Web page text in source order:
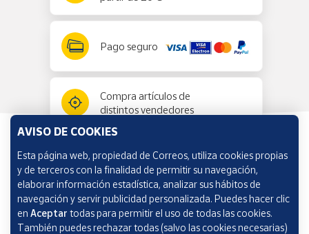
Pago seguro
Compra artículos de
distintos vendedores
Información y ayuda
Correos Market
AVISO DE COOKIES
Esta página web, propiedad de Correos, utiliza cookies propias
y de terceros con la finalidad de permitir su navegación,
elaborar información estadística, analizar sus hábitos de
navegación y servir publicidad personalizada. Puedes hacer clic
en Aceptar todas para permitir el uso de todas las cookies.
También puedes rechazar todas (salvo las cookies necesarias)